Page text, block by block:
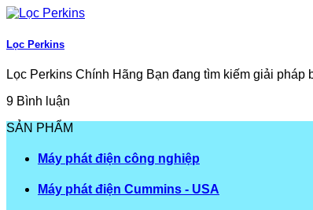
Lọc Perkins
Lọc Perkins Chính Hãng Bạn đang tìm kiếm giải pháp
9 Bình luận
SẢN PHẨM
Máy phát điện công nghiệp
Máy phát điện Cummins - USA